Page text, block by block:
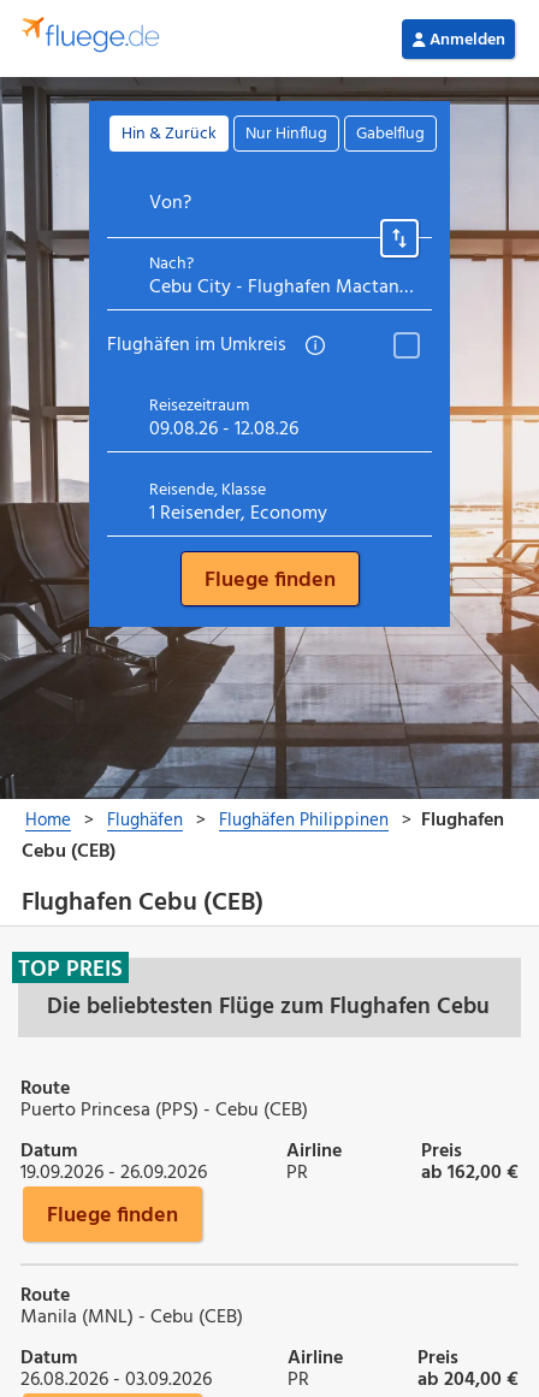
Flughafen Cebu (CEB)
Die beliebtesten Flüge zum Flughafen Cebu
TOP PREIS
Route
Puerto Princesa (PPS) - Cebu (CEB)
Datum
19.09.2026 - 26.09.2026
Airline
PR
Preis
ab 162,00 €
Fluege finden
Route
Manila (MNL) - Cebu (CEB)
Datum
26.08.2026 - 03.09.2026
Airline
PR
Preis
ab 204,00 €